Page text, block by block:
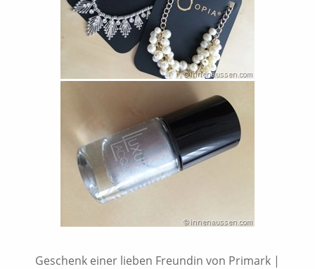
Geschenk einer lieben Freundin von Primark |